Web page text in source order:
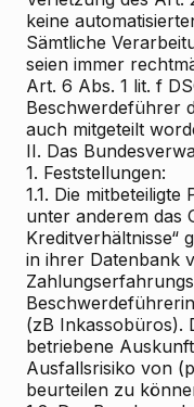
keine
Sämtliche
seien immer
Art. 6 Abs. 1 lit. f
Beschwerdeführer
auch mitgeteilt
II. Das
1. Feststellungen:
1.1. Die
unter anderem das
Kreditverhältnisse“
in ihrer Datenbank
(zB Inkassobüros).
betriebene
Ausfallsrisiko von
beurteilen zu